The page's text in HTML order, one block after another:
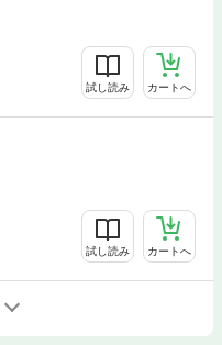
試し読み カートへ
試し読み カートへ